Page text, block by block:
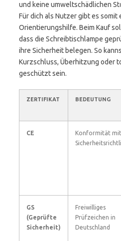
und keine umweltschädlichen
Für dich als Nutzer gibt es somit
Orientierungshilfe. Beim Kauf
dass die Schreibtischlampe
ihre Sicherheit belegen. So
Kurzschluss, Überhitzung oder
geschützt sein.
ZERTIFIKAT BEDEUTUNG
CE
Konformität mit
GS
(Geprüfte
Sicherheit)
Freiwilliges
Prüfzeichen in
Deutschland